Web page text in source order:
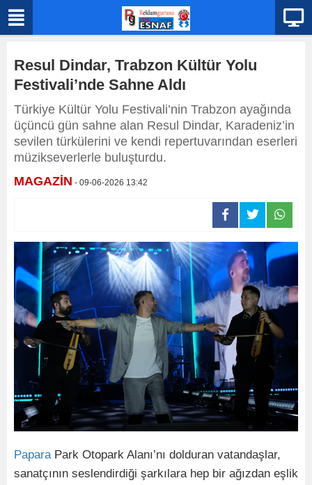
Resul Dindar, Trabzon Kültür Yolu
Festivali’nde Sahne Aldı
Türkiye Kültür Yolu Festivali’nin Trabzon ayağında
üçüncü gün sahne alan Resul Dindar, Karadeniz’in
sevilen türkülerini ve kendi repertuvarından eserleri
müzikseverlerle buluşturdu.
MAGAZİN - 09-06-2026 13:42
PaparaPark Otopark Alanı’nı dolduran vatandaşlar,
sanatçının seslendirdiği şarkılara hep bir ağızdan eşlik